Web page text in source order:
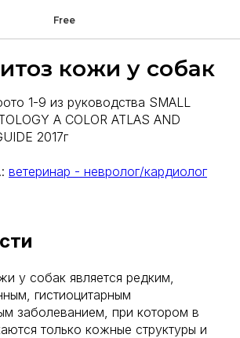
Free
кожи у собак
1-9 из руководства SMALL
A COLOR ATLAS AND
2017г
ветеринар - невролог/кардиолог
у собак является редким,
гистиоцитарным
заболеванием, при котором в
только кожные структуры и